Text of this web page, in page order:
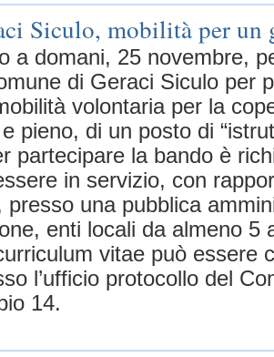
Siculo, mobilità per un
a domani, 25 novembre,
di Geraci Siculo per
volontaria per la
pieno, di un posto di
partecipare la bando è
in servizio, con
presso una pubblica
enti locali da almeno 5
vitae può essere
l’ufficio protocollo del
14.